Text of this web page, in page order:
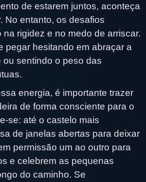
de estarem juntos, aconteça
No entanto, os desafios
na rigidez e no medo de arriscar.
pegar hesitando em abraçar a
sentindo o peso das
energia, é importante trazer
de forma consciente para o
se: até o castelo mais
de janelas abertas para deixar
permissão um ao outro para
e celebrem as pequenas
do caminho. Se